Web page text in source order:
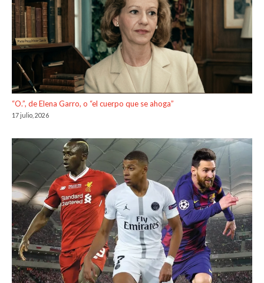
“O.”, de Elena Garro, o “el cuerpo que se ahoga”
17 julio, 2026